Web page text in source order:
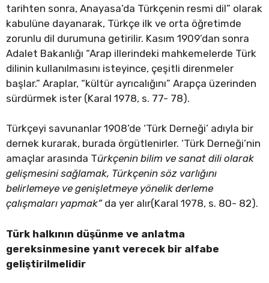
tarihten sonra, Anayasa’da Türkçenin resmi dil” olarak
kabulüne dayanarak, Türkçe ilk ve orta öğretimde
zorunlu dil durumuna getirilir. Kasım 1909’dan sonra
Adalet Bakanlığı “Arap illerindeki mahkemelerde Türk
dilinin kullanılmasını isteyince, çeşitli direnmeler
başlar.” Araplar, “kültür ayrıcalığını” Arapça üzerinden
sürdürmek ister (Karal 1978, s. 77- 78).
Türkçeyi savunanlar 1908’de ‘Türk Derneği’ adıyla bir
dernek kurarak, burada örgütlenirler. ‘Türk Derneği’nin
amaçlar arasında Türkçenin bilim ve sanat dili olarak
gelişmesini sağlamak, Türkçenin söz varlığını
belirlemeye ve genişletmeye yönelik derleme
çalışmaları yapmak” da yer alır(Karal 1978, s. 80- 82).
Türk halkının düşünme ve anlatma
gereksinmesine yanıt verecek bir alfabe
geliştirilmelidir